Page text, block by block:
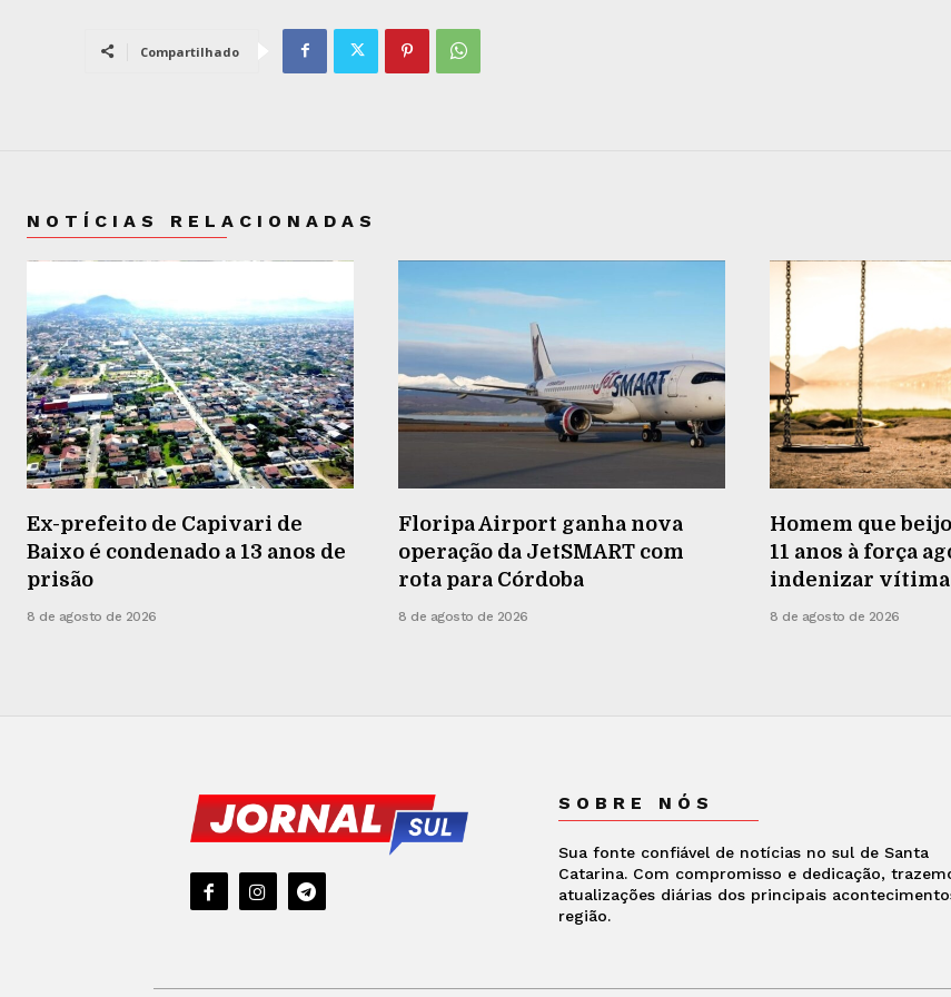
Compartilhado
NOTÍCIAS RELACIONADAS
Ex-prefeito de Capivari de
Baixo é condenado a 13 anos de
prisão
8 de agosto de 2026
Floripa Airport ganha nova
operação da JetSMART com
rota para Córdoba
8 de agosto de 2026
Homem que
11 anos à força
indenizar
8 de agosto de 2026
SOBRE NÓS
Sua fonte confiável de notícias no sul de Santa
Catarina. Com compromisso e dedicação,
atualizações diárias dos principais
região.